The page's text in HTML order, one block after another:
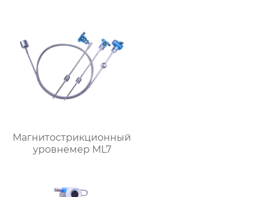
Магнитострикционный
уровнемер ML7